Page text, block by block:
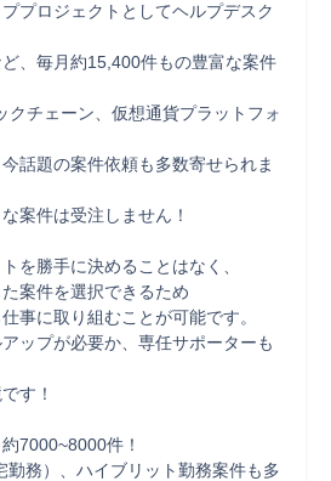
プロジェクトとしてヘルプデスク
、毎月約15,400件もの豊富な案件
クチェーン、仮想通貨プラットフォ
話題の案件依頼も多数寄せられま
案件は受注しません！
を勝手に決めることはなく、
案件を選択できるため
事に取り組むことが可能です。
ップが必要か、専任サポーターも
す！
7000~8000件！
勤務）、ハイブリット勤務案件も多